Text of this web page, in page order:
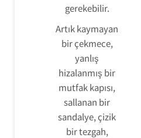
gerekebilir.
Artık kaymayan
bir çekmece,
yanlış
hizalanmış bir
mutfak kapısı,
sallanan bir
sandalye, çizik
bir tezgah,